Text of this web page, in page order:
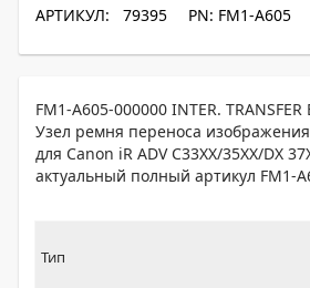
АРТИКУЛ: 79395 PN: FM1-A605
FM1-A605-000000 INTER. TRANSFER
Узел ремня переноса
для Canon iR ADV C33XX/35XX/DX
актуальный полный артикул FM1-
Тип